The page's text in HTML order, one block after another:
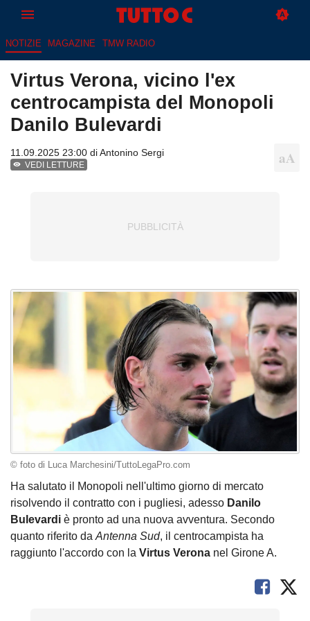
NOTIZIE MAGAZINE TMW RADIO
Virtus Verona, vicino l'ex
centrocampista del Monopoli
Danilo Bulevardi
11.09.2025 23:00 diAntonino Sergi
VEDI LETTURE
© foto di Luca Marchesini/TuttoLegaPro.com
Ha salutato il Monopoli nell'ultimo giorno di mercato
risolvendo il contratto con i pugliesi, adesso Danilo
Bulevardi è pronto ad una nuova avventura. Secondo
quanto riferito da Antenna Sud, il centrocampista ha
raggiunto l'accordo con la Virtus Verona nel Girone A.